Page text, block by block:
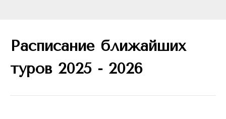
Расписание ближайших
туров 2025 - 2026